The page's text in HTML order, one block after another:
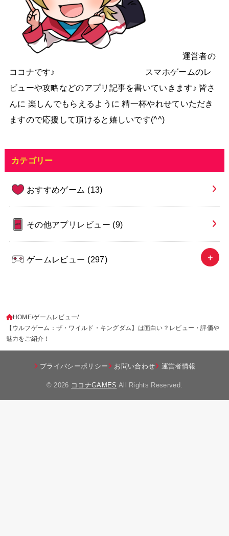
運営者の
ココナです♪ スマホゲームのレ
ビューや攻略などのアプリ記事を書いていきます♪ 皆さ
んに 楽しんでもらえるように 精一杯やれせていただき
ますので応援して頂けると嬉しいです(^^)
カテゴリー
おすすめゲーム (13)
その他アプリレビュー (9)
ゲームレビュー (297)
HOME ゲームレビュー
【ウルフゲーム：ザ・ワイルド・キングダム】は面白い？レビュー・評価や
魅力をご紹介！
プライバシーポリシー お問い合わせ 運営者情報
© 2026 ココナGAMES All Rights Reserved.